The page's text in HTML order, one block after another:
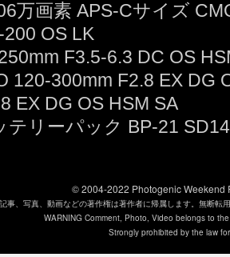
万画素 APS-Cサイズ
OS LK
F3.5-6.3 DC OS
120-300mm F2.8 EX DG
EX DG OS HSM SA
テリーパック BP-21
© 2004-2022 Photogenic Weekend
記事、写真、動画などの著作権は著作者に帰属します。無断転
WARNING Comment, Photo, Video belongs to
Strongly prohibited by the law